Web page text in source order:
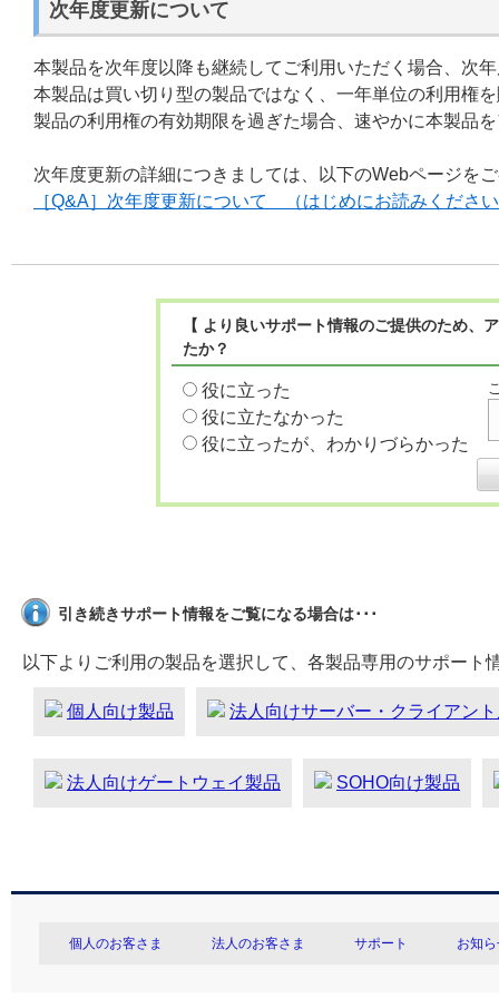
次年度更新について
本製品を次年度以降も継続してご利用いただく場合、次
本製品は買い切り型の製品ではなく、一年単位の利用権
製品の利用権の有効期限を過ぎた場合、速やかに本製品
次年度更新の詳細につきましては、以下のWebページを
［Q&A］次年度更新について （はじめにお読みくださ
【 より良いサポート情報のご提供のため
たか？
役に立った
役に立たなかった
役に立ったが、わかりづらかった
引き続きサポート情報をご覧になる場合は･･･
以下よりご利用の製品を選択して、各製品専用のサポート
個人向け製品 法人向けサーバー・クライアン
法人向けゲートウェイ製品 SOHO向け製品
個人のお客さま 法人のお客さま サポート お知